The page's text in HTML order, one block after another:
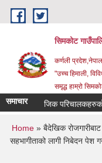
Skip to main content
सिमकोट
कर्णली
"उच्च हिमाली,
समृद्ध हाम्रो
समाचार
You are
Home» बैदेखिक रोजगारीबाट
सहभागीताको लागी निबेदन पेश